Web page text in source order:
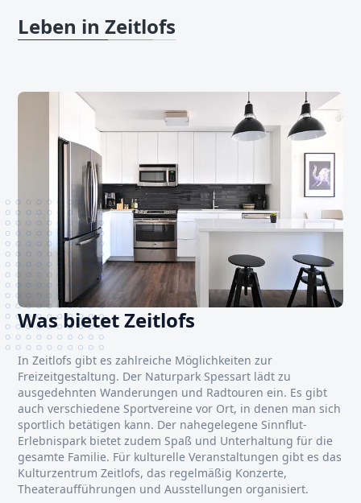
Leben in Zeitlofs
Was bietet Zeitlofs
In Zeitlofs gibt es zahlreiche Möglichkeiten zur
Freizeitgestaltung. Der Naturpark Spessart lädt zu
ausgedehnten Wanderungen und Radtouren ein. Es gibt
auch verschiedene Sportvereine vor Ort, in denen man sich
sportlich betätigen kann. Der nahegelegene Sinnflut-
Erlebnispark bietet zudem Spaß und Unterhaltung für die
gesamte Familie. Für kulturelle Veranstaltungen gibt es das
Kulturzentrum Zeitlofs, das regelmäßig Konzerte,
Theateraufführungen und Ausstellungen organisiert.